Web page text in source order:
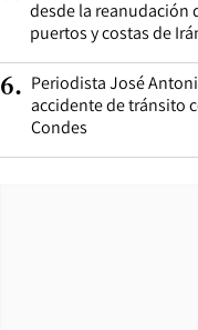
desde la reanudación
puertos y costas de
6. Periodista José
accidente de tránsito
Condes